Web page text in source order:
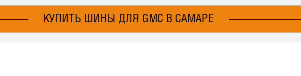
КУПИТЬ ШИНЫ ДЛЯ GMC В САМАРЕ